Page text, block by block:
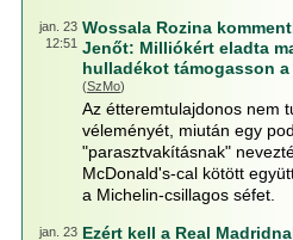
jan. 23
12:51
Wossala Rozina
Jenőt: Milliókért eladta
hulladékot támogasson
(SzMo)
Az étteremtulajdonos nem
véleményét, miután egy
"parasztvakításnak"
McDonald's-cal kötött
a Michelin-csillagos séfet.
jan. 23 Ezért kell a Real